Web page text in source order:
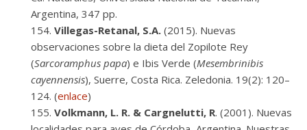
Argentina, 347 pp.
Villegas-Retanal, S.A. (2015). Nuevas
observaciones sobre la dieta del Zopilote Rey
(Sarcoramphus papa) e Ibis Verde (Mesembrinibis
cayennensis), Suerre, Costa Rica. Zeledonia. 19(2): 120–
124. (enlace)
Volkmann, L. R. & Cargnelutti, R. (2001). Nuevas